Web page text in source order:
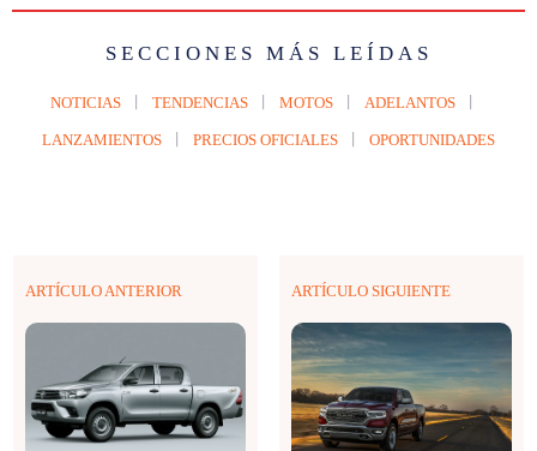
SECCIONES MÁS LEÍDAS
NOTICIAS TENDENCIAS MOTOS ADELANTOS
LANZAMIENTOS PRECIOS OFICIALES OPORTUNIDADES
ARTÍCULO ANTERIOR ARTÍCULO SIGUIENTE